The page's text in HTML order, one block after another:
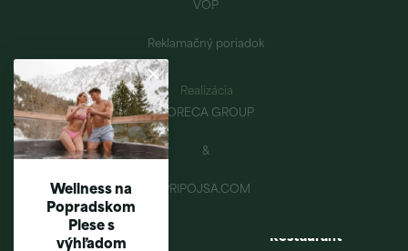
Wellness na
Popradskom
Plese s
výhľadom
VOP
Reklamačný poriadok
Realizácia
HORECA GROUP
&
PRIPOJSA.COM
Chata pod Soliskom
Restaurant